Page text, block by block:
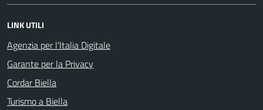
LINK UTILI
Agenzia per l'Italia Digitale
Garante per la Privacy
Cordar Biella
Turismo a Biella